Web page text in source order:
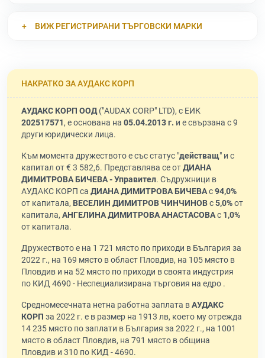
ВИЖ РЕГИСТРИРАНИ ТЪРГОВСКИ МАРКИ
НАКРАТКО ЗА АУДАКС КОРП
АУДАКС КОРП ООД("AUDAX CORP" LTD), с ЕИК
202517571, е основана на 05.04.2013 г. и е свързана с 9
други юридически лица.
Към момента дружеството е със статус "действащ" и с
капитал от € 3 582,6. Представлява се отДИАНА
ДИМИТРОВА БИЧЕВА - Управител. Съдружници в
АУДАКС КОРП са ДИАНА ДИМИТРОВА БИЧЕВАс94,0%
от капитала, ВЕСЕЛИН ДИМИТРОВ ЧИНЧИНОВс5,0%от
капитала, АНГЕЛИНА ДИМИТРОВА АНАСТАСОВАс 1,0%
от капитала.
Дружеството е на 1 721 място по приходи в България за
2022 г., на 169 място в област Пловдив, на 105 място в
Пловдив и на 52 място по приходи в своята индустрия
по КИД 4690 - Неспециализирана търговия на едро .
Средномесечната нетна работна заплата вАУДАКС
КОРП за 2022 г. е в размер на 1913 лв, което му отрежда
14 235 място по заплати в България за 2022 г., на 1001
място в област Пловдив, на 791 място в община
Пловдив и 310 по КИД - 4690.